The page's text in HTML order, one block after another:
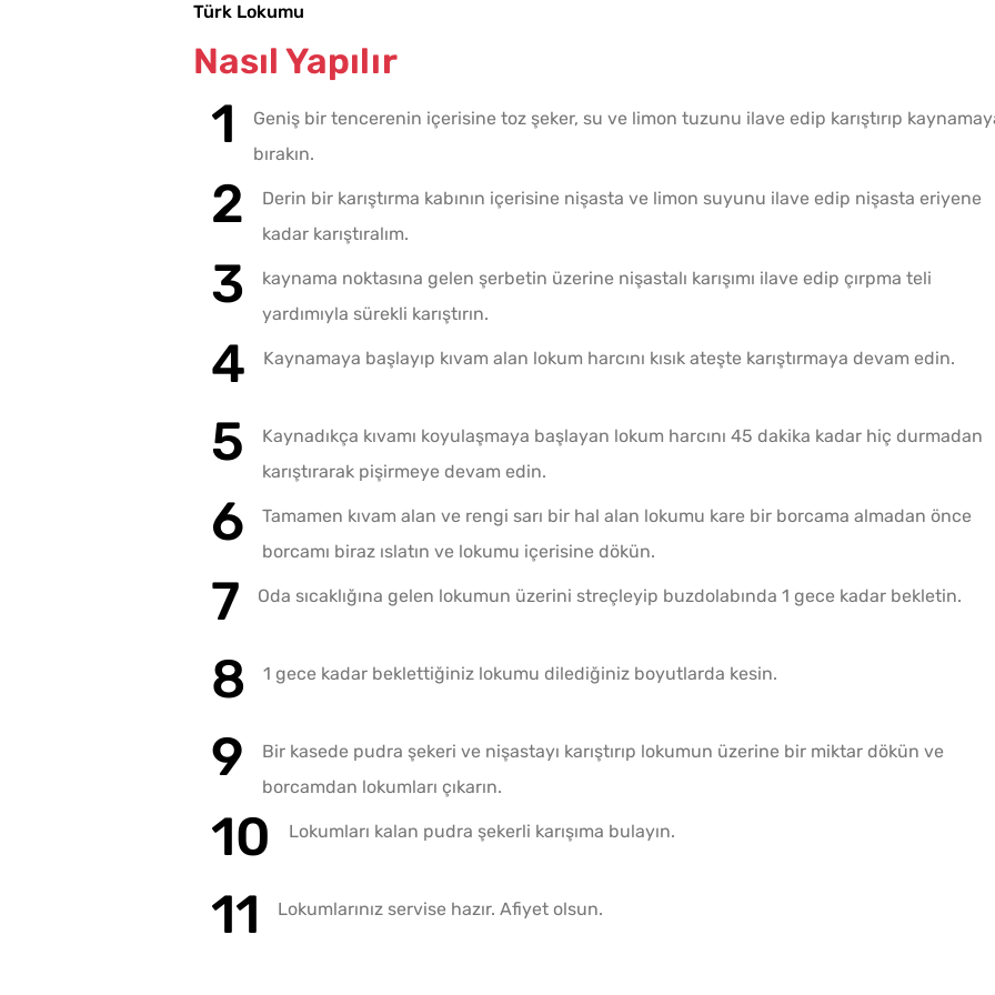
Türk Lokumu
Nasıl Yapılır
Geniş bir tencerenin içerisine toz şeker, su ve limon tuzunu ilave edip karıştırıp
bırakın.
Derin bir karıştırma kabının içerisine nişasta ve limon suyunu ilave edip nişasta eriyene
kadar karıştıralım.
kaynama noktasına gelen şerbetin üzerine nişastalı karışımı ilave edip çırpma teli
yardımıyla sürekli karıştırın.
Kaynamaya başlayıp kıvam alan lokum harcını kısık ateşte karıştırmaya devam edin.
Kaynadıkça kıvamı koyulaşmaya başlayan lokum harcını 45 dakika kadar hiç durmadan
karıştırarak pişirmeye devam edin.
Tamamen kıvam alan ve rengi sarı bir hal alan lokumu kare bir borcama almadan önce
borcamı biraz ıslatın ve lokumu içerisine dökün.
Oda sıcaklığına gelen lokumun üzerini streçleyip buzdolabında 1 gece kadar bekletin.
1 gece kadar beklettiğiniz lokumu dilediğiniz boyutlarda kesin.
Bir kasede pudra şekeri ve nişastayı karıştırıp lokumun üzerine bir miktar dökün ve
borcamdan lokumları çıkarın.
Lokumları kalan pudra şekerli karışıma bulayın.
Lokumlarınız servise hazır. Afiyet olsun.